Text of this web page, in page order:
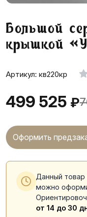
Большой
крышкой
Артикул: кв220кр
499 525 ₽
Оформить
Данный товар
можно
от 14 до 30